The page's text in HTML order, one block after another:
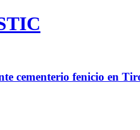
cementerio fenicio en